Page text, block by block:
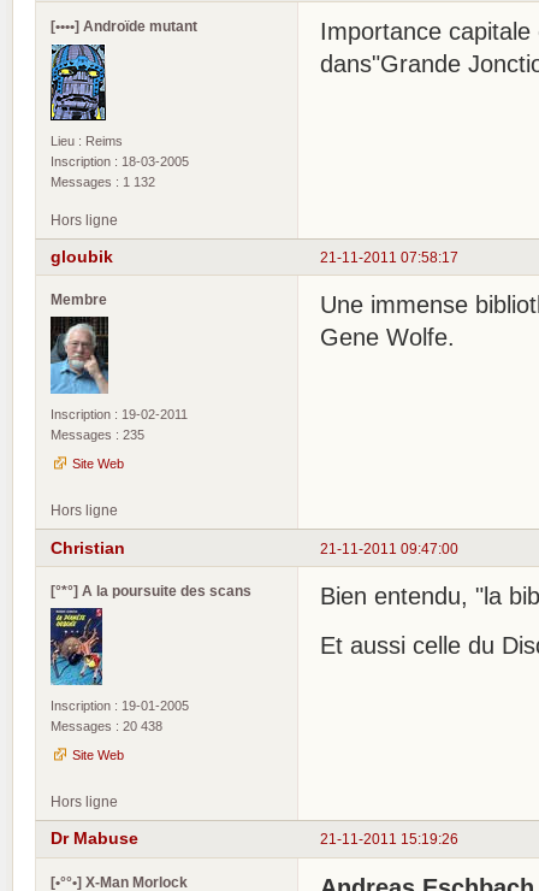
[••••] Androïde mutant
Lieu : Reims
Inscription : 18-03-2005
Messages : 1 132
Importance
dans"Grande
Hors ligne
21-11-2011 07:58:17
gloubik
Membre
Inscription : 19-02-2011
Messages : 235
Site Web
Une immense
Gene Wolfe.
Hors ligne
21-11-2011 09:47:00
Christian
[°*°] A la poursuite des scans
Inscription : 19-01-2005
Messages : 20 438
Site Web
Bien entendu, "la
Et aussi celle du
Hors ligne
21-11-2011 15:19:26
Dr Mabuse
[•°°•] X-Man Morlock